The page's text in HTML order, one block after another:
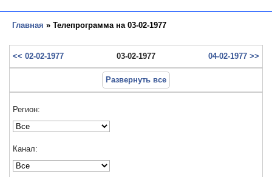
Главная » Телепрограмма на 03-02-1977
<< 02-02-1977 03-02-1977 04-02-1977 >>
Развернуть все
Регион:
Канал: